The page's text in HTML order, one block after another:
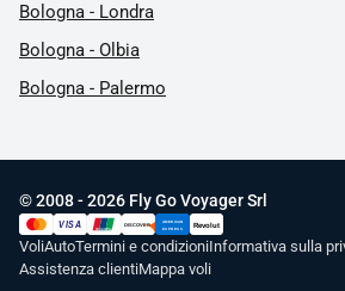
Bologna - Londra
Bologna - Olbia
Bologna - Palermo
© 2008 - 2026 Fly Go Voyager Srl
VISA UnionPay
DISCOVER
AMERICAN
EXPRESS
Revolut
VoliAutoTermini e condizioniInformativa sulla
Assistenza clientiMappa voli